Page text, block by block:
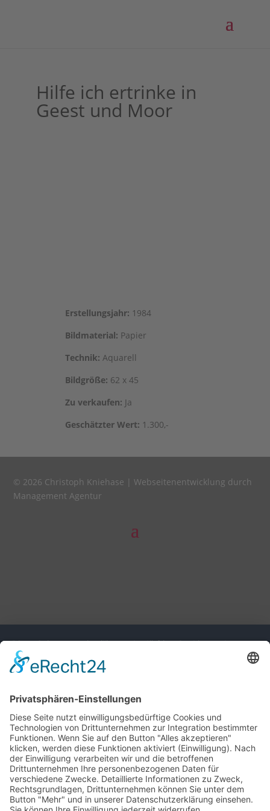
Hilfe ich ertrinke in
Geest und Moor
Erstel­lungs­jahr: 1984
Bild­ma­te­ri­al: Papier
Tech­nik: Aquarell
Bild­grö­ße: 62 x 45
Zu ver­kau­fen: Ja
Geschätz­ter Wert: 1.300,-
© 2026 Christoph Kniehase |Webseitenentwicklung durch
Management Agentur
Diese Seite nutzt einwilligungsbedürftige Cookies und
Technologien von Drittunternehmen zur Integration
bestimmter Funktionen. Wenn Sie auf den Button "Alles
(Einwilligung). Nach der Einwilligung verarbeiten wir und die
betroffenen Drittunternehmen Ihre personenbezogenen Daten
für verschiedene Zwecke. Detaillierte Informationen zu
Zweck, Rechtsgrundlagen, Drittunternehmen können Sie
unter dem Button "Mehr" und in unserer
Datenschutzerklärung einsehen. Sie können Ihre Einwilligung
jederzeit widerrufen.